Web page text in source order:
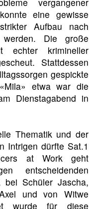
eine gewisse
Aufbau nach
Die große
echter krimineller
Stattdessen
gespickte
etwa war die
Dienstagabend in
Thematik und der
Intrigen dürfte Sat.1
at Work geht
entscheidenden
Schüler Jascha,
und von Witwe
wurde für diese